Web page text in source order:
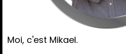
Moi, c'est Mikael.